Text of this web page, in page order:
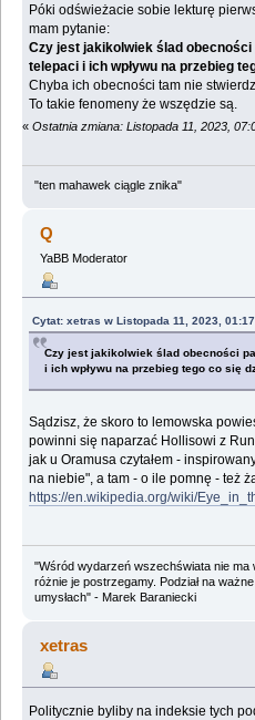
Póki odświeżacie sobie lekturę
mam pytanie:
Czy jest jakikolwiek ślad
telepaci i ich wpływu na przebieg
Chyba ich obecności tam nie
To takie fenomeny że wszędzie są.
« Ostatnia zmiana: Listopada 11, 2023,
"ten mahawek ciągle znika"
Q
YaBB Moderator
Cytat: xetras w Listopada 11, 2023,
Czy jest jakikolwiek ślad obecności
i ich wpływu na przebieg tego co się
Sądzisz, że skoro to lemowska
powinni się naparzać Hollisowi z
jak u Oramusa czytałem -
na niebie", a tam - o ile pomnę - też
https://en.wikipedia.org/wiki/
"Wśród wydarzeń wszechświata nie
różnie je postrzegamy. Podział na
umysłach" - Marek Baraniecki
xetras
Politycznie byliby na indeksie tych